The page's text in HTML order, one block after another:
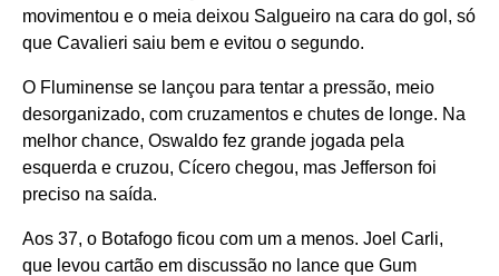
movimentou e o meia deixou Salgueiro na cara do gol, só
que Cavalieri saiu bem e evitou o segundo.
O Fluminense se lançou para tentar a pressão, meio
desorganizado, com cruzamentos e chutes de longe. Na
melhor chance, Oswaldo fez grande jogada pela
esquerda e cruzou, Cícero chegou, mas Jefferson foi
preciso na saída.
Aos 37, o Botafogo ficou com um a menos. Joel Carli,
que levou cartão em discussão no lance que Gum